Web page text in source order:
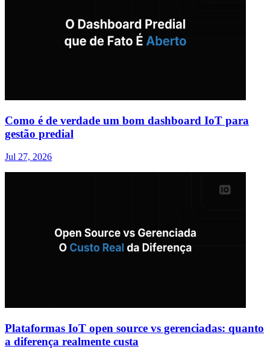
Como é de verdade um bom dashboard IoT para
gestão predial
Jul 27, 2026
Plataformas IoT open source vs gerenciadas: quanto
a diferença realmente custa